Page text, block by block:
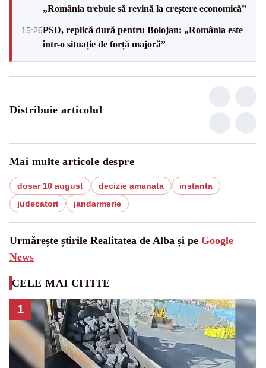
„România trebuie să revină la creștere economică”
15:26PSD, replică dură pentru Bolojan: „România este
într-o situație de forță majoră”
Distribuie articolul
Mai multe articole despre
dosar 10 august decizie amanata
instanta
judecatori
jandarmerie
Urmărește știrile Realitatea de Alba și pe Google
News
CELE MAI CITITE
1